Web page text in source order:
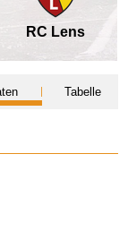
RC Lens
Tabelle